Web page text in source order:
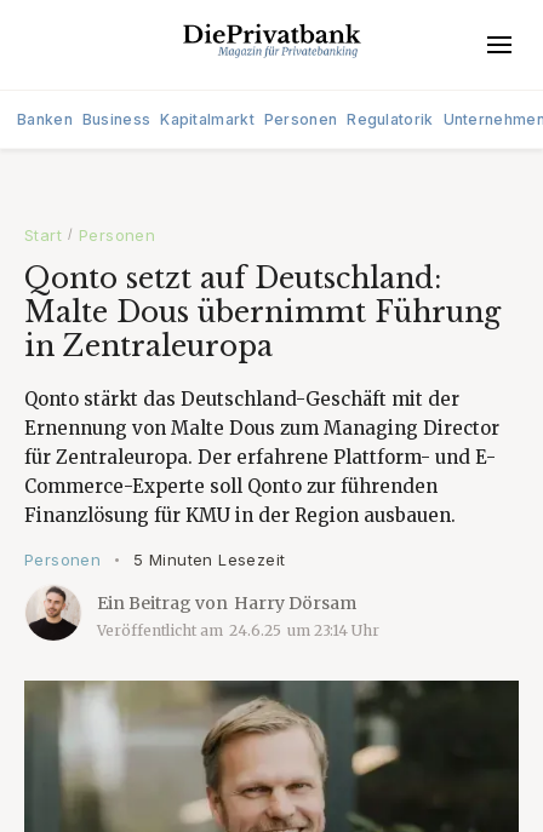
Banken Business Kapitalmarkt Personen Regulatorik
Start / Personen
Qonto setzt auf Deutschland:
Malte Dous übernimmt Führung
in Zentraleuropa
Qonto stärkt das Deutschland-Geschäft mit der
Ernennung von Malte Dous zum Managing Director
für Zentraleuropa. Der erfahrene Plattform- und E-
Commerce-Experte soll Qonto zur führenden
Finanzlösung für KMU in der Region ausbauen.
Personen • 5 Minuten Lesezeit
Ein Beitrag von Harry Dörsam
Veröffentlicht am 24.6.25 um 23:14 Uhr